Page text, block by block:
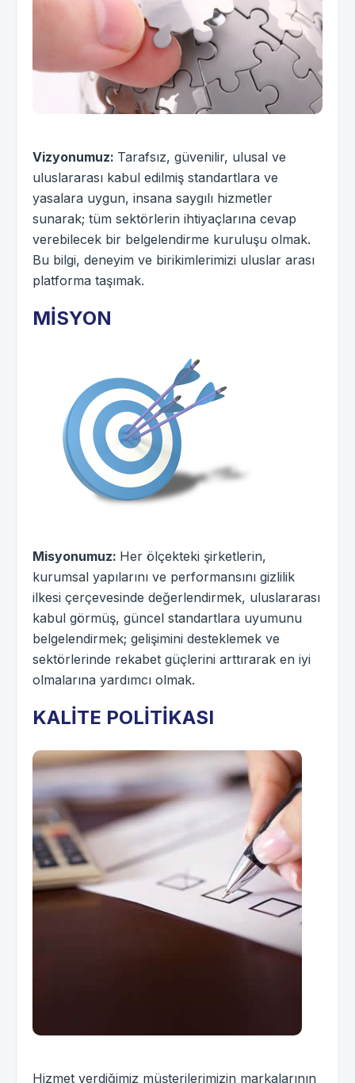
Vizyonumuz: Tarafsız, güvenilir, ulusal ve
uluslararası kabul edilmiş standartlara ve
yasalara uygun, insana saygılı hizmetler
sunarak; tüm sektörlerin ihtiyaçlarına cevap
verebilecek bir belgelendirme kuruluşu olmak.
Bu bilgi, deneyim ve birikimlerimizi uluslar arası
platforma taşımak.
MİSYON
Misyonumuz: Her ölçekteki şirketlerin,
kurumsal yapılarını ve performansını gizlilik
ilkesi çerçevesinde değerlendirmek, uluslararası
kabul görmüş, güncel standartlara uyumunu
belgelendirmek; gelişimini desteklemek ve
sektörlerinde rekabet güçlerini arttırarak en iyi
olmalarına yardımcı olmak.
KALİTE POLİTİKASI
Hizmet verdiğimiz müşterilerimizin markalarının